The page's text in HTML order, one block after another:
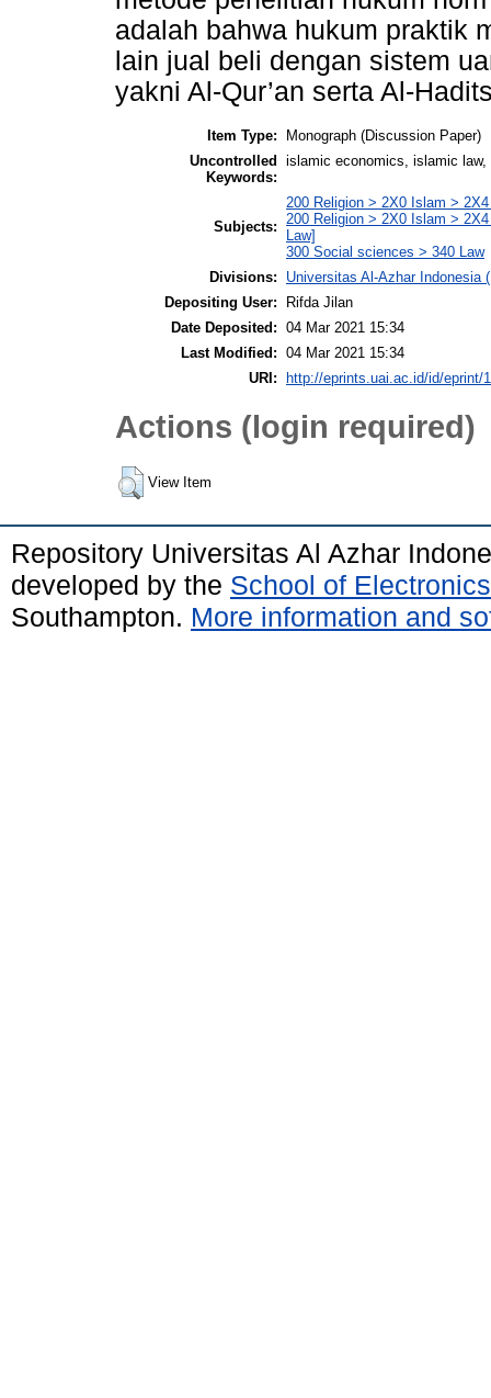
adalah bahwa hukum praktik
lain jual beli dengan sistem
yakni Al-Qur’an serta Al-
Item Type:
Monograph (Discussion Paper)
Uncontrolled
Keywords:
islamic economics, islamic law,
Subjects:
200 Religion > 2X0 Islam >
200 Religion > 2X0 Islam >
Law]
300 Social sciences > 340 Law
Divisions:
Universitas Al-Azhar Indonesia
Depositing User:
Rifda Jilan
Date Deposited: 04 Mar 2021 15:34
Last Modified: 04 Mar 2021 15:34
URI:
http://eprints.uai.ac.id/id/eprint/
Actions (login required)
View Item
Repository Universitas Al Azhar
developed by the School of
Southampton. More information and